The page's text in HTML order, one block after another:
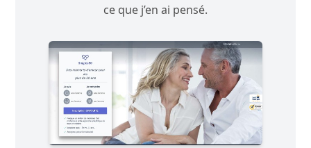
ce que j’en ai pensé.